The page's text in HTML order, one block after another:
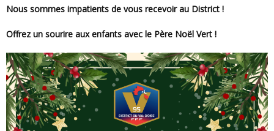
Nous sommes impatients de vous recevoir au District !
Offrez un sourire aux enfants avec le Père Noël Vert !